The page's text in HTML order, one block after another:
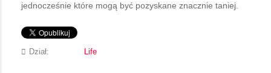
jednocześnie które mogą być pozyskane znacznie taniej.
Dział: Life